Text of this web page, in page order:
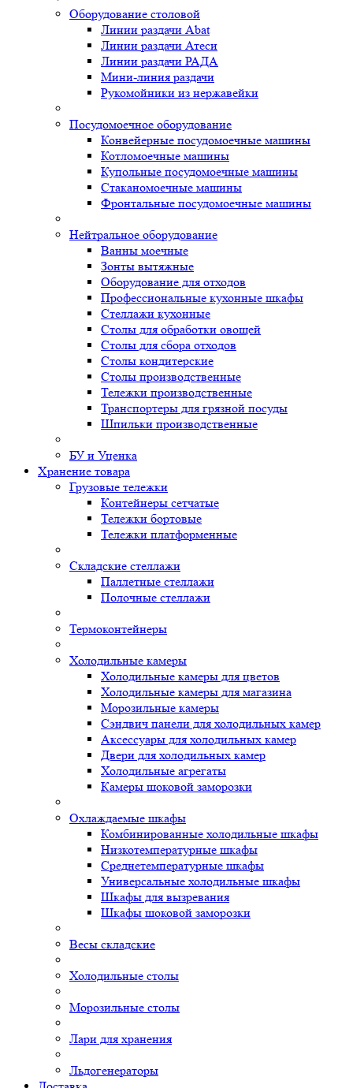
Оборудование столовой
Линии раздачи Abat
Линии раздачи Атеси
Линии раздачи РАДА
Мини-линия раздачи
Рукомойники из нержавейки
Посудомоечное оборудование
Конвейерные посудомоечные машины
Котломоечные машины
Купольные посудомоечные машины
Стаканомоечные машины
Фронтальные посудомоечные машины
Нейтральное оборудование
Ванны моечные
Зонты вытяжные
Оборудование для отходов
Профессиональные кухонные шкафы
Стеллажи кухонные
Столы для обработки овощей
Столы для сбора отходов
Столы кондитерские
Столы производственные
Тележки производственные
Транспортеры для грязной посуды
Шпильки производственные
БУ и Уценка
Хранение товара
Грузовые тележки
Контейнеры сетчатые
Тележки бортовые
Тележки платформенные
Складские стеллажи
Паллетные стеллажи
Полочные стеллажи
Термоконтейнеры
Холодильные камеры
Холодильные камеры для цветов
Холодильные камеры для магазина
Морозильные камеры
Сэндвич панели для холодильных камер
Аксессуары для холодильных камер
Двери для холодильных камер
Холодильные агрегаты
Камеры шоковой заморозки
Охлаждаемые шкафы
Комбинированные холодильные шкафы
Низкотемпературные шкафы
Среднетемпературные шкафы
Универсальные холодильные шкафы
Шкафы для вызревания
Шкафы шоковой заморозки
Весы складские
Холодильные столы
Морозильные столы
Лари для хранения
Льдогенераторы